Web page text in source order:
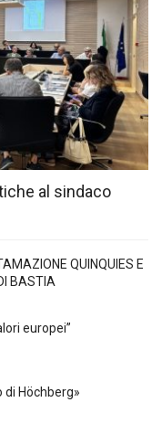
al sindaco
QUINQUIES E
BASTIA
europei”
di Höchberg»